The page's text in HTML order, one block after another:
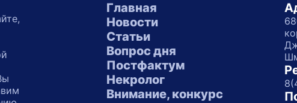
Главная
Новости
Статьи
Вопрос дня
Постфактум
Некролог
Внимание, конкурс